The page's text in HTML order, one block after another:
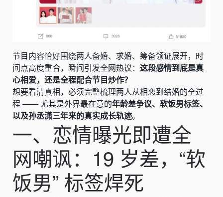
节目内容恰好围绕两人备婚、求婚、筹备领证展开，时
间点高度重合，瞬间引发全网热议： 这段感情到底是真
心相爱，还是全程配合节目炒作？
想要看清真相，必须完整梳理两人从相恋到结婚的全过
程 —— 尤其是外界最在意的年龄差争议、软饭男标签、
以及孙丞潇三年来的真实成长轨迹。
一、恋情曝光即遭全
网嘲讽：19 岁差，“软
饭男” 标签焊死